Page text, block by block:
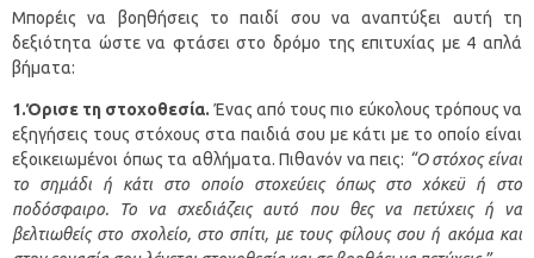
Μπορέις να βοηθήσεις το παιδί σου να αναπτύξει αυτή τη
δεξιότητα ώστε να φτάσει στο δρόμο της επιτυχίας με 4 απλά
βήματα:
1.Όρισε τη στοχοθεσία. Ένας από τους πιο εύκολους τρόπους να
εξηγήσεις τους στόχους στα παιδιά σου με κάτι με το οποίο είναι
εξοικειωμένοι όπως τα αθλήματα. Πιθανόν να πεις: “Ο στόχος είναι
το σημάδι ή κάτι στο οποίο στοχεύεις όπως στο χόκεϋ ή στο
ποδόσφαιρο. Το να σχεδιάζεις αυτό που θες να πετύχεις ή να
βελτιωθείς στο σχολείο, στο σπίτι, με τους φίλους σου ή ακόμα και